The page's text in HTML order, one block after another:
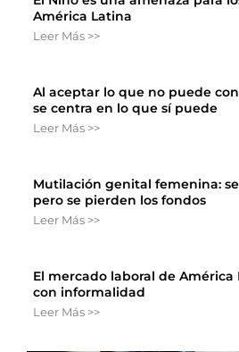
América Latina
Leer Más >>
Al aceptar lo que no puede
se centra en lo que sí puede
Leer Más >>
Mutilación genital femenina:
pero se pierden los fondos
Leer Más >>
El mercado laboral de
con informalidad
Leer Más >>